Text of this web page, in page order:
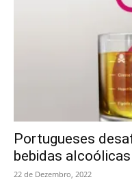
Portugueses
bebidas
22 de Dezembro, 2022